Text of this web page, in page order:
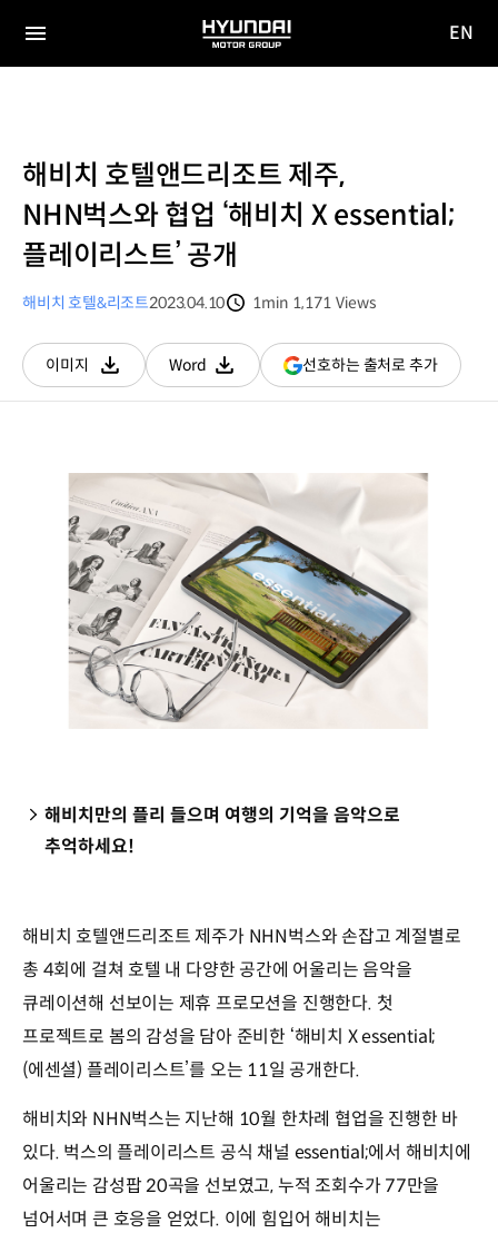
전체
HYUNDAI
MOTOR
EN
해비치 호텔앤드리조트 제주,
NHN벅스와 협업 ‘해비치 X essential;
플레이리스트’ 공개
해비치 호텔&리조트2023.04.10
1min 1,171 Views
이미지
다운로드
Word
다운로드
선호하는 출처로 추가(새
창
해비치만의 플리 들으며 여행의 기억을 음악으로
추억하세요!
해비치 호텔앤드리조트 제주가 NHN벅스와 손잡고 계절별로
총 4회에 걸쳐 호텔 내 다양한 공간에 어울리는 음악을
큐레이션해 선보이는 제휴 프로모션을 진행한다. 첫
프로젝트로 봄의 감성을 담아 준비한 ‘해비치 X essential;
(에센셜) 플레이리스트’를 오는 11일 공개한다.
해비치와 NHN벅스는 지난해 10월 한차례 협업을 진행한 바
있다. 벅스의 플레이리스트 공식 채널 essential;에서 해비치에
어울리는 감성팝 20곡을 선보였고, 누적 조회수가 77만을
넘어서며 큰 호응을 얻었다. 이에 힘입어 해비치는